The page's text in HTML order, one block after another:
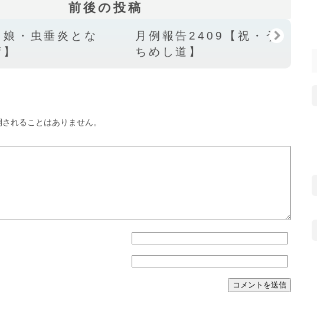
前後の投稿
娘・虫垂炎とな
月例報告2409【祝・う
ちめし道】
れることはありません。